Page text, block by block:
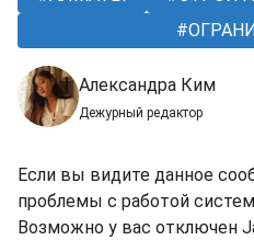
Александра Ким
Дежурный редактор
Если вы видите данное
проблемы с работой
Возможно у вас отключен